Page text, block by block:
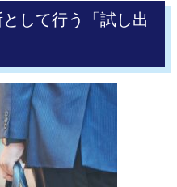
して行う「試し出